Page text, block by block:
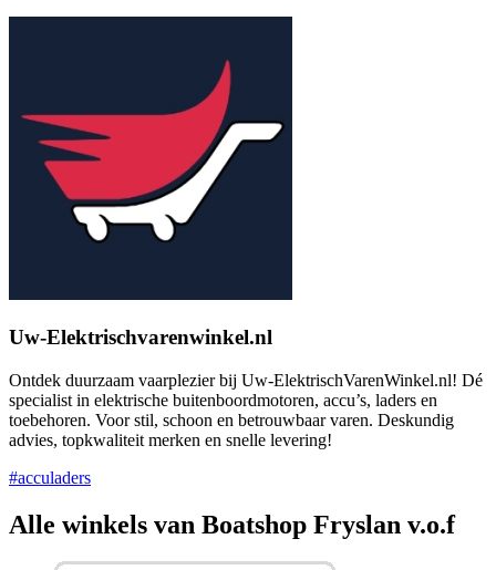
Uw-Elektrischvarenwinkel.nl
Ontdek duurzaam vaarplezier bij Uw-ElektrischVarenWinkel.nl! Dé
specialist in elektrische buitenboordmotoren, accu’s, laders en
toebehoren. Voor stil, schoon en betrouwbaar varen. Deskundig
advies, topkwaliteit merken en snelle levering!
#acculaders
Alle winkels van Boatshop Fryslan v.o.f